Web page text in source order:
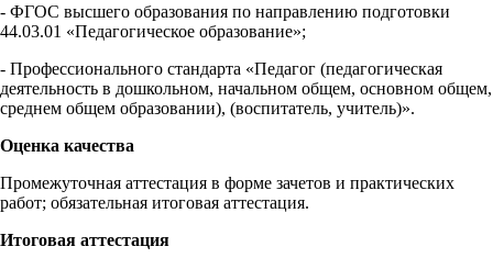
- ФГОС высшего образования по направлению подготовки
44.03.01 «Педагогическое образование»;
- Профессионального стандарта «Педагог (педагогическая
деятельность в дошкольном, начальном общем, основном общем,
среднем общем образовании), (воспитатель, учитель)».
Оценка качества
Промежуточная аттестация в форме зачетов и практических
работ; обязательная итоговая аттестация.
Итоговая аттестация